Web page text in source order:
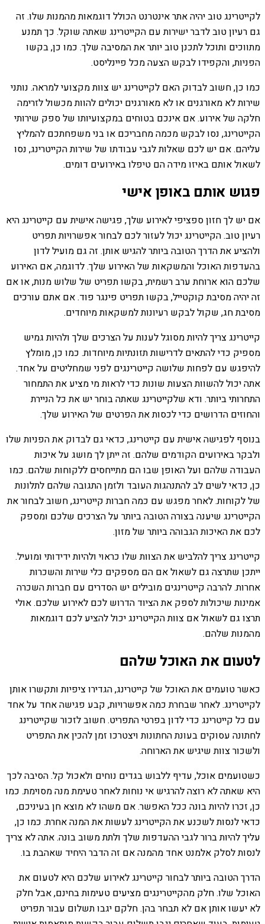
לקייטרינג טוב יהיה אתר אינטרנט הכולל דוגמאות מהמנות שלו. זה
גם רעיון טוב לדבר ישירות עם הקייטרינג שאתה שוקל. כך תמנע
מתווכים ותוכל לתכנן טוב יותר את המסיבה שלך. כמו כן, בקשו
הפניות, והקפידו לבקש הצעה מכל פיינליסט.
כמו כן, חשוב לבדוק האם לקייטרינג יש צוות מקצועי למראה. נותני
שירות לא מאורגנים או לא מאורגנים יכולים להוות מכשול לזרימה
חלקה של אירוע. אם אינכם בטוחים במקצועיותו של ספק שירותי
הקייטרינג, נסו לבקש מכמה מחבריכם או בני משפחתכם להמליץ ​​
עליהם. אם יש לכם שאלות לגבי עבודתו של שירות הקייטרינג, נסו
לשאול אותם באיזו מידה הם טיפלו באירועים דומים.
פגוש אותם באופן אישי
אם יש לך חזון ספציפי לאירוע שלך, פגישה אישית עם קייטרינג היא
רעיון טוב. הקייטרינג יכול לעזור לכם לבחור אפשרויות תפריט
ולהציע את הדרך הטובה ביותר להגיש אותן. זה גם מועיל לדון
בהעדפות האוכל והמשקאות של האירוע שלך. לדוגמה, אם האירוע
שלכם הוא ארוחת ערב רשמית, בקשו תפריט של שלוש מנות, או אם
זה יהיה מסיבת קוקטייל, בקשו תפריט פינגר פוד. אם אתם עורכים
מסיבת חג, שקול לבקש רעיונות למשקאות מיוחדים.
קייטרינג צריך להיות מסוגל לענות על הצרכים שלך ולהיות גמיש
מספיק כדי להתאים לדרישות תזונתיות מיוחדות. כמו כן, מומלץ
להיפגש עם לפחות שלושה קייטרינגים לפני שמחליטים על אחד.
אתה יכול להשוות הצעות שונות כדי לראות מי מציע את התמחור
התחרותי ביותר. ודא שלקייטרינג שאתה בוחר יש את כל הניירת
והחוזים הדרושים כדי לכסות את הפרטים של האירוע שלך.
בנוסף לפגישה אישית עם קייטרינג, כדאי גם לבדוק את הפניות שלו
ולבקר באירועים הקודמים שלהם. זה ייתן לך מושג על איכות
העבודה שלהם ועל האופן שבו הם מתייחסים ללקוחות שלהם. כמו
כן, כדאי לשים לב להתנהגות העובד ולזמן התגובה שלהם לתלונות
של לקוחות. לאחר מפגש עם כמה חברות קייטרינג, חשוב לבחור את
הקייטרינג שיענה בצורה הטובה ביותר על הצרכים שלכם ומספק
לכם את האיכות הגבוהה ביותר של מזון.
קייטרינג צריך להלביש את הצוות שלו כראוי ולהיות ידידותי ומועיל.
ייתכן שתרצה גם לשאול אם הם מספקים כלי שירות והשכרות
אחרות. להרבה קייטרינגים מובילים יש הסדרים עם חברות השכרה
אמינות שיכולות לספק את הציוד הדרוש לכם לאירוע שלכם. אולי
תרצו גם לשאול אם צוות הקייטרינג יכול להציע לכם דוגמאות
מהמנות שלהם.
לטעום את האוכל שלהם
כאשר טועמים את האוכל של קייטרינג, הגדירו ציפיות ותקשרו אותן
לקייטרינג. לאחר שבחרת כמה אפשרויות, קבע פגישה אחד על אחד
עם כל קייטרינג כדי לדון בפרטי התפריט. חשוב לזכור שקייטרינג
לחתונה עסוקים בעונת החתונות ויצטרכו זמן להכין את התפריט
ולשכור צוות שיגיש את הארוחה.
כשטועמים אוכל, עדיף ללבוש בגדים נוחים ולאכול קל. הסיבה לכך
היא שאתה לא רוצה להרגיש אי נוחות לאחר טעימת מנה מסוימת. כמו
כן, זכרו להיות בונה ככל האפשר. אם משהו לא מוצא חן בעיניכם,
כדאי לנסות לשכנע את הקייטרינג לעשות את המנה אחרת. כמו כן,
עליך להיות ברור לגבי ההעדפות שלך ולתת משוב בונה. אתה לא צריך
לנסות לסלק אלמנט אחד מהמנה אם זה הדבר היחיד שאהבת בו.
הדרך הטובה ביותר לבחור קייטרינג לאירוע שלכם היא לטעום את
האוכל שלו. חלק מהקייטרינגים מציעים טעימות בחינם, אבל חלק
לא יעשו אותן אם לא תבחר בהן. חלקם יגבו תשלום עבור תפריט